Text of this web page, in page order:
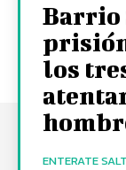
Barrio
los
ENTERATE